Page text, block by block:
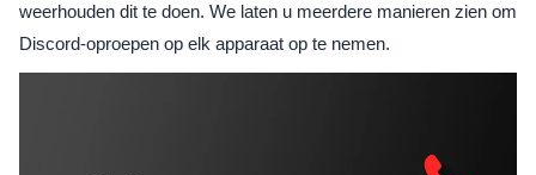
weerhouden dit te doen. We laten u meerdere manieren zien om
Discord-oproepen op elk apparaat op te nemen.